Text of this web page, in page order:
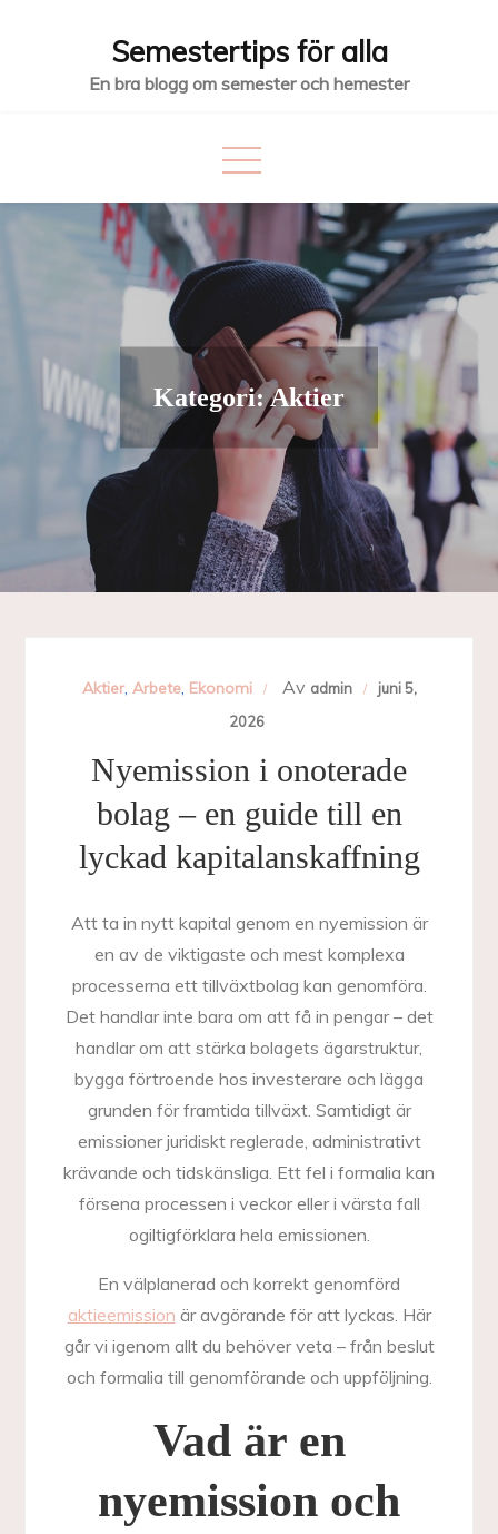
Semestertips för alla
En bra blogg om semester och hemester
Kategori:Aktier
Aktier, Arbete, Ekonomi Av admin
juni 5,
2026
Nyemission i onoterade
bolag – en guide till en
lyckad kapitalanskaffning
Att ta in nytt kapital genom en nyemission är
en av de viktigaste och mest komplexa
processerna ett tillväxtbolag kan genomföra.
Det handlar inte bara om att få in pengar – det
handlar om att stärka bolagets ägarstruktur,
bygga förtroende hos investerare och lägga
grunden för framtida tillväxt. Samtidigt är
emissioner juridiskt reglerade, administrativt
krävande och tidskänsliga. Ett fel i formalia kan
försena processen i veckor eller i värsta fall
ogiltigförklara hela emissionen.
En välplanerad och korrekt genomförd
aktieemission är avgörande för att lyckas. Här
går vi igenom allt du behöver veta – från beslut
och formalia till genomförande och uppföljning.
Vad är en
nyemission och